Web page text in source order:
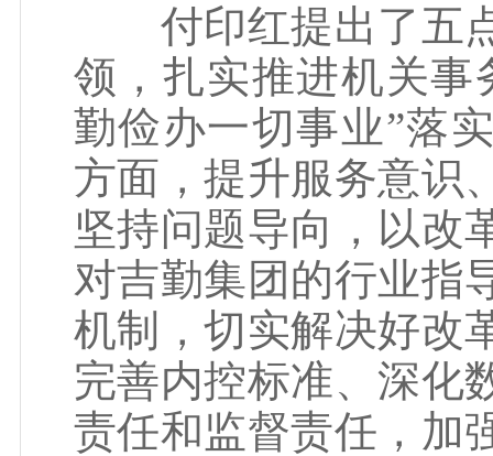
付印红提出了五点
领，扎实推进机关事
勤俭办一切事业”落
方面，提升服务意识
坚持问题导向，以改
对吉勤集团的行业指
机制，切实解决好改
完善内控标准、深化
责任和监督责任，加